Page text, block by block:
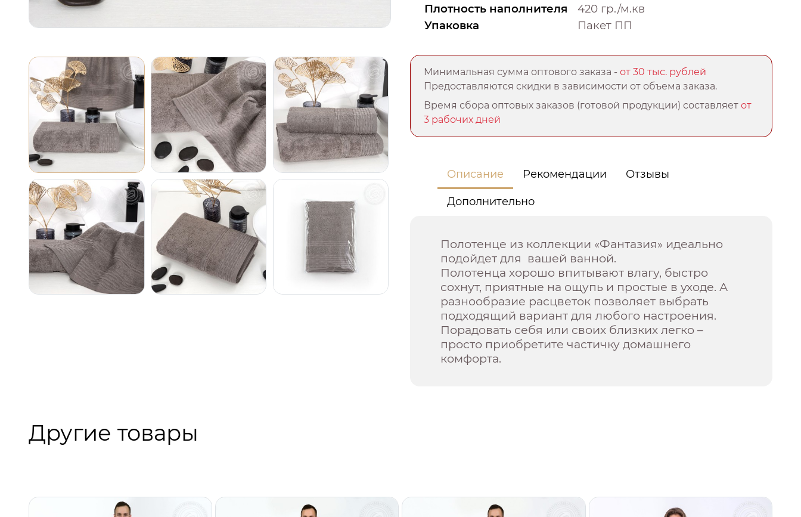
Плотность наполнителя
420 гр./м.кв
Упаковка
Пакет ПП
Минимальная сумма оптового заказа -от 30 тыс. рублей
Предоставляются скидки в зависимости от объема заказа.
Время сбора оптовых заказов (готовой продукции) составляетот
3 рабочих дней
Описание Рекомендации Отзывы
Дополнительно
Полотенце из коллекции «Фантазия» идеально
подойдет для вашей ванной.
Полотенца хорошо впитывают влагу, быстро
сохнут, приятные на ощупь и простые в уходе. А
разнообразие расцветок позволяет выбрать
подходящий вариант для любого настроения.
Порадовать себя или своих близких легко –
просто приобретите частичку домашнего
комфорта.
Другие товары